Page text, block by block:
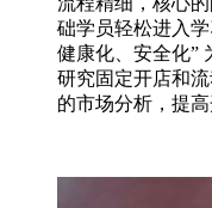
础学员轻松进入学
健康化、安全化”
研究固定开店和
的市场分析，提高